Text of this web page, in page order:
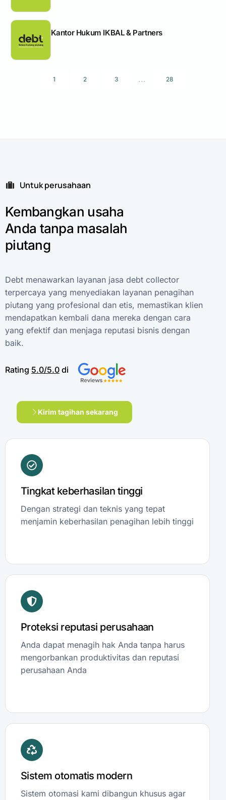
Kantor Hukum IKBAL & Partners
1 2 3 ... 28
Untuk perusahaan
Kembangkan usaha
Anda tanpa masalah
piutang
Debt menawarkan layanan jasa debt collector
terpercaya yang menyediakan layanan penagihan
piutang yang profesional dan etis, memastikan klien
mendapatkan kembali dana mereka dengan cara
yang efektif dan menjaga reputasi bisnis dengan
baik.
Rating 5.0/5.0 di
Kirim tagihan sekarang
Tingkat keberhasilan tinggi
Dengan strategi dan teknis yang tepat
menjamin keberhasilan penagihan lebih tinggi
Proteksi reputasi perusahaan
Anda dapat menagih hak Anda tanpa harus
mengorbankan produktivitas dan reputasi
perusahaan Anda
Sistem otomatis modern
Sistem otomasi kami dibangun khusus agar